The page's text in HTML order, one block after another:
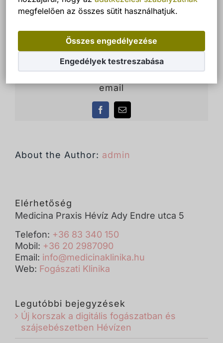
megfelelően az összes sütit használhatjuk.
Összes engedélyezése
Engedélyek testreszabása
admináltal
Bejegyzés megosztása facebook és
email
FacebookEmail:
About the Author: admin
Elérhetőség
Medicina Praxis Hévíz Ady Endre utca 5
Telefon: +36 83 340 150
Mobil: +36 20 2987090
Email: info@medicinaklinika.hu
Web: Fogászati Klinika
Legutóbbi bejegyzések
Új korszak a digitális fogászatban és
szájsebészetben Hévízen